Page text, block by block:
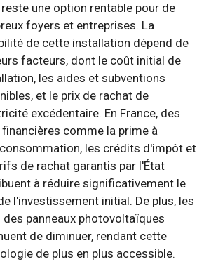
une option rentable pour de
foyers et entreprises. La
de cette installation dépend de
facteurs, dont le coût initial de
les aides et subventions
et le prix de rachat de
excédentaire. En France, des
comme la prime à
les crédits d'impôt et
de rachat garantis par l'État
à réduire significativement le
l'investissement initial. De plus, les
des panneaux photovoltaïques
de diminuer, rendant cette
de plus en plus accessible.